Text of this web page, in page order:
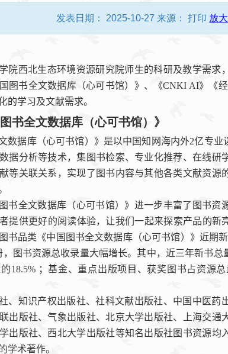
发表日期： 2025-10-27 来源： 打印 放大
院西北生态环境资源研究院师生的科研及教学需求
国图书全文数据库（心可书馆）》、《CNKI AI》《
的学习及文献需求。
书全文数据库（心可书馆）》
数据库（心可书馆）》是以中国知网海内外2亿专业
据分析等技术，集图书检索、专业化推荐、在线研
等关联关系，实现了图书内容与其他各类文献资源
书全文数据库（心可书馆）》进一步丰富了图书资
提供更好的阅读体验，让我们一起来探索产品的新
书品类《中国图书全文数据库（心可书馆）》近期
，图书资源总收录量大幅增长。其中，近三年新书总
18.5% ；基金、重点出版项目、获奖图书占资源总
、知识产权出版社、社科文献出版社、中国中医药
出版社、气象出版社、北京大学出版社、上海交通
出版社、西北大学出版社等知名出版社图书资源均
学术著作。